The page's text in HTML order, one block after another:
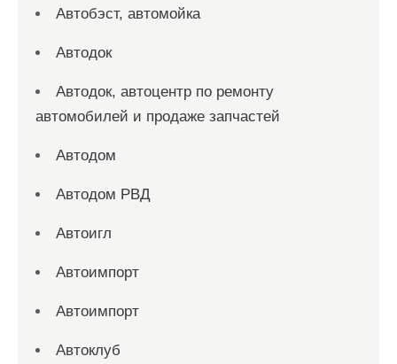
Автобэст, автомойка
Автодок
Автодок, автоцентр по ремонту
автомобилей и продаже запчастей
Автодом
Автодом РВД
Автоигл
Автоимпорт
Автоимпорт
Автоклуб